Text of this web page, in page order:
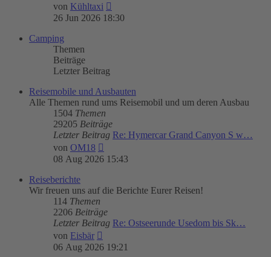
von Kühltaxi
Beitrag
26 Jun 2026 18:30
Camping
Themen
Beiträge
Letzter Beitrag
Reisemobile und Ausbauten
Alle Themen rund ums Reisemobil und um deren Ausbau
1504 Themen
29205 Beiträge
Letzter Beitrag Re: Hymercar Grand Canyon S w…
von OM18
Beitrag
08 Aug 2026 15:43
Reiseberichte
Wir freuen uns auf die Berichte Eurer Reisen!
114 Themen
2206 Beiträge
Letzter Beitrag Re: Ostseerunde Usedom bis Sk…
von Eisbär
Beitrag
06 Aug 2026 19:21